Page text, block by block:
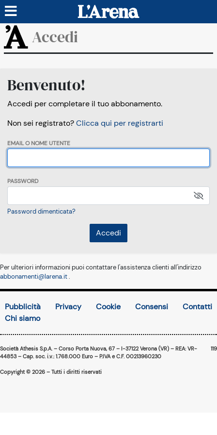
Accedi
Benvenuto!
Accedi per completare il tuo abbonamento.
Non sei registrato?Clicca qui per registrarti
EMAIL O NOME UTENTE
PASSWORD
Password dimenticata?
Accedi
Per ulteriori informazioni puoi contattare l'assistenza clienti all'indirizzo
abbonamenti@larena.it.
Pubblicità Privacy Cookie Consensi
Contatti
Chi siamo
119
Società Athesis S.p.A. – Corso Porta Nuova, 67 – I-37122 Verona (VR) – REA: VR-
44853 – Cap. soc. i.v.: 1.768.000 Euro – P.IVA e C.F. 00213960230
Copyright © 2026 – Tutti i diritti riservati